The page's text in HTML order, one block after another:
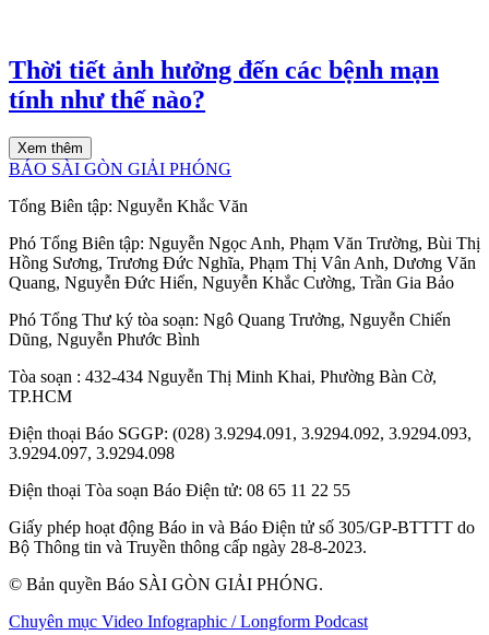
Thời tiết ảnh hưởng đến các bệnh mạn
tính như thế nào?
Xem thêm
BÁO SÀI GÒN GIẢI PHÓNG
Tổng Biên tập: Nguyễn Khắc Văn
Phó Tổng Biên tập: Nguyễn Ngọc Anh, Phạm Văn Trường, Bùi Thị
Hồng Sương, Trương Đức Nghĩa, Phạm Thị Vân Anh, Dương Văn
Quang, Nguyễn Đức Hiển, Nguyễn Khắc Cường, Trần Gia Bảo
Phó Tổng Thư ký tòa soạn: Ngô Quang Trưởng, Nguyễn Chiến
Dũng, Nguyễn Phước Bình
Tòa soạn : 432-434 Nguyễn Thị Minh Khai, Phường Bàn Cờ,
TP.HCM
Điện thoại Báo SGGP: (028) 3.9294.091, 3.9294.092, 3.9294.093,
3.9294.097, 3.9294.098
Điện thoại Tòa soạn Báo Điện tử: 08 65 11 22 55
Giấy phép hoạt động Báo in và Báo Điện tử số 305/GP-BTTTT do
Bộ Thông tin và Truyền thông cấp ngày 28-8-2023.
© Bản quyền Báo SÀI GÒN GIẢI PHÓNG.
Chuyên mục Video Infographic / Longform Podcast